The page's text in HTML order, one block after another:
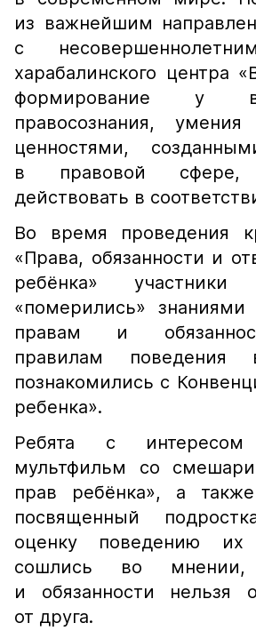
из важнейшим
с
харабалинского центра
формирование у
правосознания, умения
ценностями,
в правовой сфере,
действовать в
Во время проведения
«Права, обязанности и
ребёнка» участники
«померились»
правам и
правилам поведения
познакомились с
ребенка».
Ребята с интересом
мультфильм со
прав ребёнка», а
посвященный
оценку поведению их
сошлись во
и обязанности нельзя
от друга.